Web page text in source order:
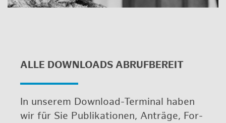
ALLE DOWN­LOADS AB­RUF­BE­REIT
In un­se­rem Down­load-Ter­mi­nal haben
wir für Sie Pu­bli­ka­tio­nen, An­trä­ge, For­